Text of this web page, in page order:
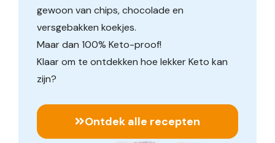
gewoon van chips, chocolade en
versgebakken koekjes.
Maar dan 100% Keto-proof!
Klaar om te ontdekken hoe lekker Keto kan
zijn?
Ontdek alle recepten